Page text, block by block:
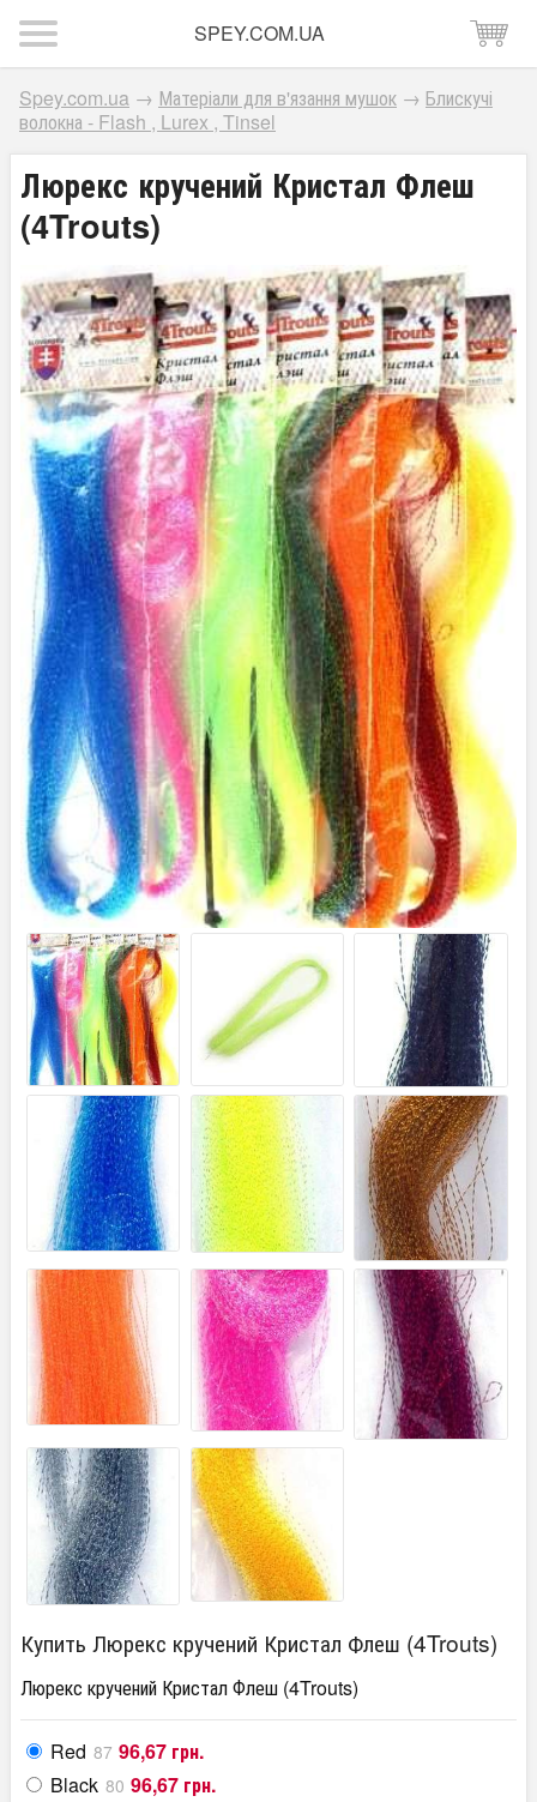
SPEY.COM.UA
Spey.com.ua → Матеріали для в'язання мушок → Блискучі
волокна - Flash , Lurex , Tinsel
Люрекс кручений Кристал Флеш
(4Trouts)
Купить Люрекс кручений Кристал Флеш (4Trouts)
Люрекс кручений Кристал Флеш (4Trouts)
Red 87 96,67 грн.
Black 80 96,67 грн.